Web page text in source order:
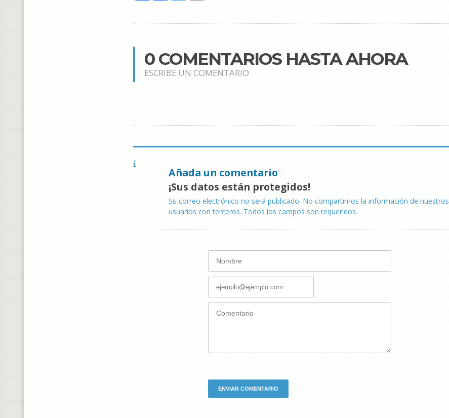
0 COMENTARIOS HASTA AHORA
ESCRIBE UN COMENTARIO
Añada un comentario
¡Sus datos están protegidos!
Su correo electrónico no será publicado. No compartimos la información de nuestros
usuarios con terceros. Todos los campos son requeridos.